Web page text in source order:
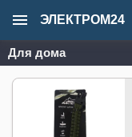
ЭЛЕКТРОМ24
Для дома